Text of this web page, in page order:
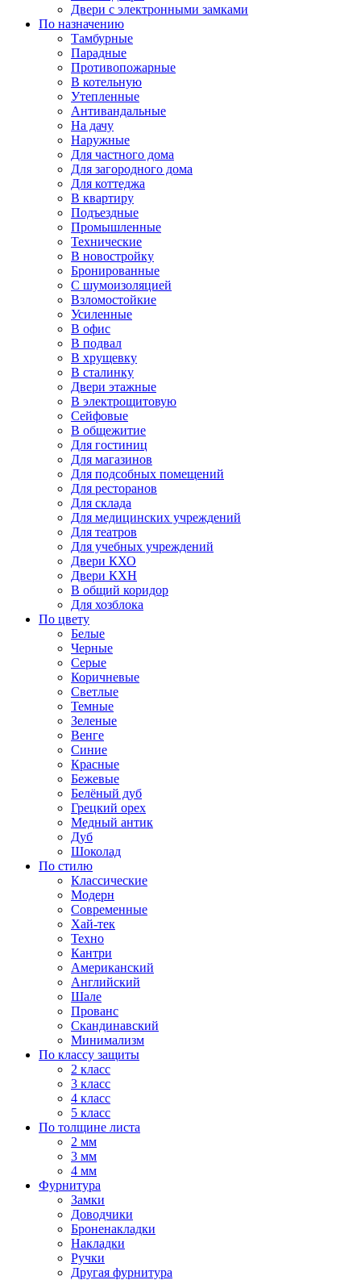
Двери с электронными замками
По назначению
Тамбурные
Парадные
Противопожарные
В котельную
Утепленные
Антивандальные
На дачу
Наружные
Для частного дома
Для загородного дома
Для коттеджа
В квартиру
Подъездные
Промышленные
Технические
В новостройку
Бронированные
С шумоизоляцией
Взломостойкие
Усиленные
В офис
В подвал
В хрущевку
В сталинку
Двери этажные
В электрощитовую
Сейфовые
В общежитие
Для гостиниц
Для магазинов
Для подсобных помещений
Для ресторанов
Для склада
Для медицинских учреждений
Для театров
Для учебных учреждений
Двери КХО
Двери КХН
В общий коридор
Для хозблока
По цвету
Белые
Черные
Серые
Коричневые
Светлые
Темные
Зеленые
Венге
Синие
Красные
Бежевые
Белёный дуб
Грецкий орех
Медный антик
Дуб
Шоколад
По стилю
Классические
Модерн
Современные
Хай-тек
Техно
Кантри
Американский
Английский
Шале
Прованс
Скандинавский
Минимализм
По классу защиты
2 класс
3 класс
4 класс
5 класс
По толщине листа
2 мм
3 мм
4 мм
Фурнитура
Замки
Доводчики
Броненакладки
Накладки
Ручки
Другая фурнитура